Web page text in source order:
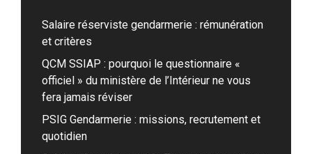
Salaire réserviste gendarmerie : rémunération
et critères
QCM SSIAP : pourquoi le questionnaire «
officiel » du ministère de l’Intérieur ne vous
fera jamais réviser
PSIG Gendarmerie : missions, recrutement et
quotidien